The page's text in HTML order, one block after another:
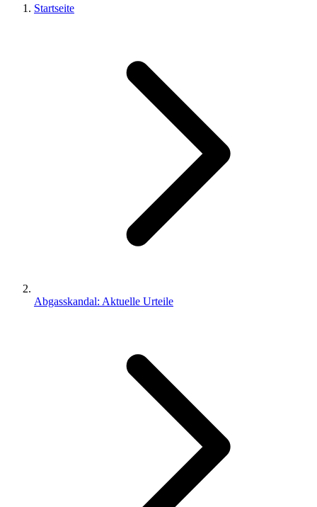
Startseite
Abgasskandal: Aktuelle Urteile